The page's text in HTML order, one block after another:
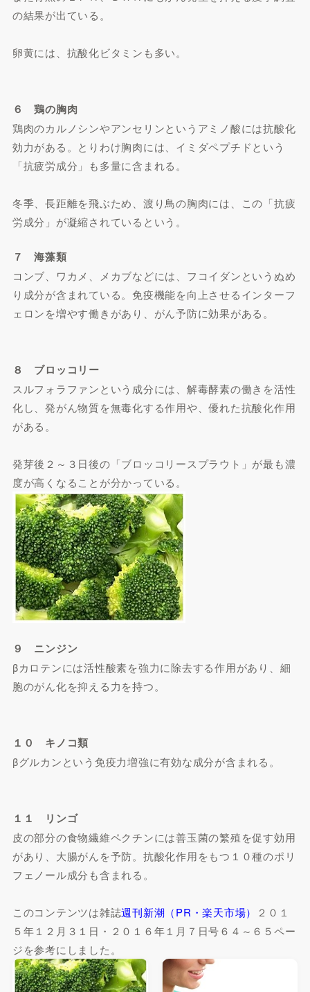
の結果が出ている。
卵黄には、抗酸化ビタミンも多い。
６ 鶏の胸肉
鶏肉のカルノシンやアンセリンというアミノ酸には抗酸化
効力がある。とりわけ胸肉には、イミダペプチドという
「抗疲労成分」も多量に含まれる。
冬季、長距離を飛ぶため、渡り鳥の胸肉には、この「抗疲
労成分」が凝縮されているという。
７ 海藻類
コンブ、ワカメ、メカブなどには、フコイダンというぬめ
り成分が含まれている。免疫機能を向上させるインターフ
ェロンを増やす働きがあり、がん予防に効果がある。
８ ブロッコリー
スルフォラファンという成分には、解毒酵素の働きを活性
化し、発がん物質を無毒化する作用や、優れた抗酸化作用
がある。
発芽後２～３日後の「ブロッコリースプラウト」が最も濃
度が高くなることが分かっている。
９ ニンジン
βカロテンには活性酸素を強力に除去する作用があり、細
胞のがん化を抑える力を持つ。
１０ キノコ類
βグルカンという免疫力増強に有効な成分が含まれる。
１１ リンゴ
皮の部分の食物繊維ペクチンには善玉菌の繁殖を促す効用
があり、大腸がんを予防。抗酸化作用をもつ１０種のポリ
フェノール成分も含まれる。
このコンテンツは雑誌週刊新潮（PR・楽天市場）
２０１
５年１２月３１日・２０１６年１月７日号６４～６５ペー
ジを参考にしました。